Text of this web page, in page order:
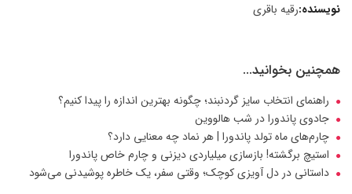
نویسنده:رقیه باقری
همچنین بخوانید...
راهنمای انتخاب سایز گردنبند؛ چگونه بهترین اندازه را پیدا کنیم؟
جادوی پاندورا در شب هالووین
چارم‌های ماه تولد پاندورا | هر نماد چه معنایی دارد؟
استیچ برگشته! بازسازی میلیاردی دیزنی و چارم خاص پاندورا
داستانی در دل آویزی کوچک؛ وقتی سفر، یک خاطره پوشیدنی می‌شود